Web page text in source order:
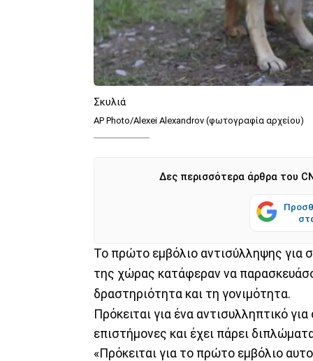
Σκυλιά
AP Photo/Alexei Alexandrov (φωτογραφία αρχείου)
Δες περισσότερα άρθρα του
Το πρώτο εμβόλιο αντισύλληψης για
της χώρας κατάφεραν να
δραστηριότητα και τη γονιμότητα.
Πρόκειται για ένα αντισυλληπτικό
επιστήμονες και έχει πάρει
«Πρόκειται για το πρώτο εμβόλιο